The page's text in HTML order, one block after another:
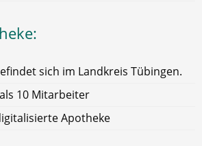
sich im Landkreis Tübingen.
10 Mitarbeiter
Apotheke